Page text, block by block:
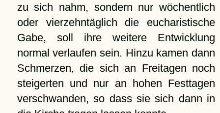
zu sich nahm, sondern nur wöchentlich
oder vierzehntäglich die eucharistische
Gabe, soll ihre weitere Entwicklung
normal verlaufen sein. Hinzu kamen dann
Schmerzen, die sich an Freitagen noch
steigerten und nur an hohen Festtagen
verschwanden, so dass sie sich dann in